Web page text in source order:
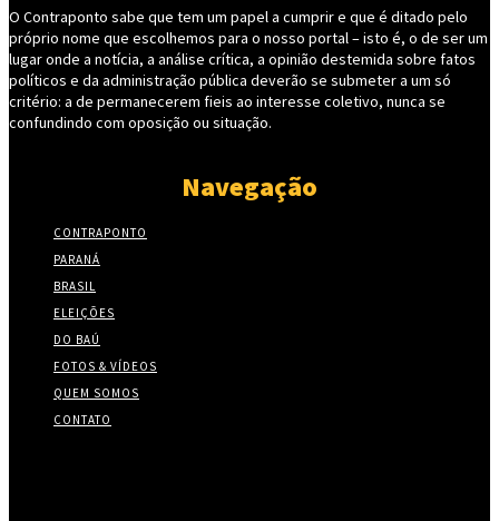
O Contraponto sabe que tem um papel a cumprir e que é ditado pelo
próprio nome que escolhemos para o nosso portal – isto é, o de ser um
lugar onde a notícia, a análise crítica, a opinião destemida sobre fatos
políticos e da administração pública deverão se submeter a um só
critério: a de permanecerem fieis ao interesse coletivo, nunca se
confundindo com oposição ou situação.
Navegação
CONTRAPONTO
PARANÁ
BRASIL
ELEIÇÕES
DO BAÚ
FOTOS & VÍDEOS
QUEM SOMOS
CONTATO